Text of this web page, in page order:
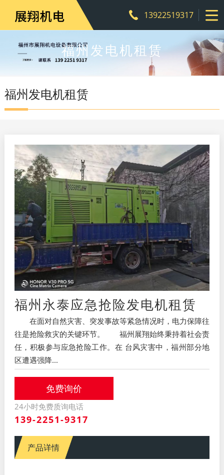
13922519317
福州发电机租赁
福州发电机租赁
福州永泰应急抢险发电机租赁
在面对自然灾害、突发事故等紧急情况时，电力保障往
往是抢险救灾的关键环节。 福州展翔始终秉持着社会责
任，积极参与应急抢险工作。在 台风灾害中，福州部分地
区遭遇强降...
免费询价
24小时免费质询电话
139-2251-9317
产品详情